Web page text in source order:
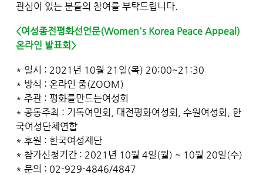
관심이 있는 분들의 참여를 부탁드립니다.
<여성종전평화선언문(Women's Korea Peace Appeal)
온라인 발표회>
* 일시 : 2021년 10월 21일(목) 20:00~21:30
* 방식 : 온라인 줌(ZOOM)
* 주관 : 평화를만드는여성회
* 공동주최 : 기독여민회, 대전평화여성회, 수원여성회, 한
국여성단체연합
* 후원 : 한국여성재단
* 참가신청기간 : 2021년 10월 4일(월) ~ 10월 20일(수)
* 문의 : 02-929-4846/4847